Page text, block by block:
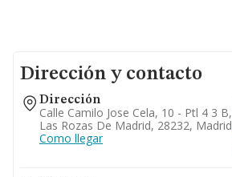
Dirección y contacto
Dirección
Calle Camilo Jose Cela, 10 - Ptl 4 3 B,
Las Rozas De Madrid, 28232, Madrid
Como llegar